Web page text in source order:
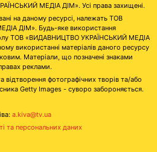
МЕДІА ДІМ». Усі права захищені.
на даному ресурсі, належать ТОВ
ДІМ». Будь-яке використання
ТОВ «ВИДАВНИЦТВО УКРАЇНСЬКИЙ МЕДІА
використанні матеріалів даного ресурсу
Матеріали, що позначені знаками
реклами.
відтворення фотографічних творів та/або
Getty Images - суворо забороняється.
a.kiva@tv.ua
та персональних даних